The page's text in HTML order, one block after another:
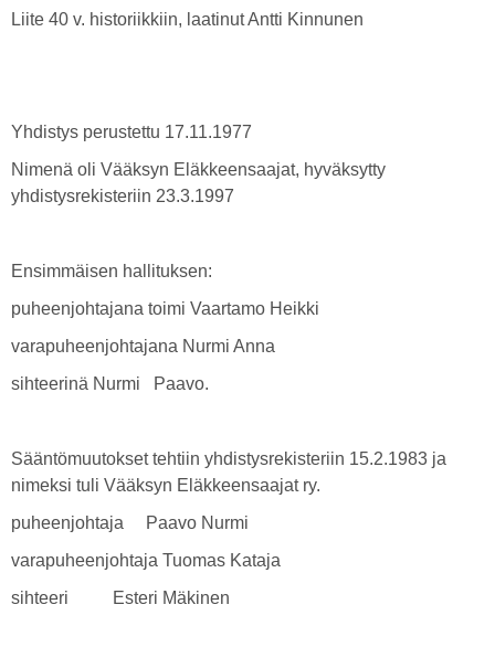
Liite 40 v. historiikkiin, laatinut Antti Kinnunen
Yhdistys perustettu 17.11.1977
Nimenä oli Vääksyn Eläkkeensaajat, hyväksytty
yhdistysrekisteriin 23.3.1997
Ensimmäisen hallituksen:
puheenjohtajana toimi Vaartamo Heikki
varapuheenjohtajana Nurmi Anna
sihteerinä Nurmi Paavo.
Sääntömuutokset tehtiin yhdistysrekisteriin 15.2.1983 ja
nimeksi tuli Vääksyn Eläkkeensaajat ry.
puheenjohtaja Paavo Nurmi
varapuheenjohtaja Tuomas Kataja
sihteeri Esteri Mäkinen